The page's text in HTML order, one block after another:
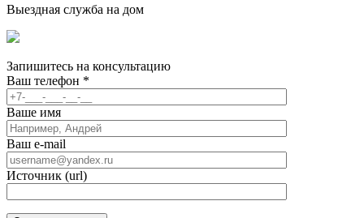
Выездная служба на дом
Запишитесь на консультацию
Ваш телефон *
Ваше имя
Ваш e-mail
Источник (url)